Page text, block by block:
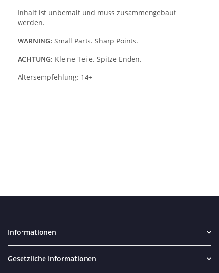
Inhalt ist unbemalt und muss zusammengebaut
werden.
WARNING: Small Parts. Sharp Points.
ACHTUNG: Kleine Teile. Spitze Enden.
Altersempfehlung: 14+
Informationen
Gesetzliche Informationen